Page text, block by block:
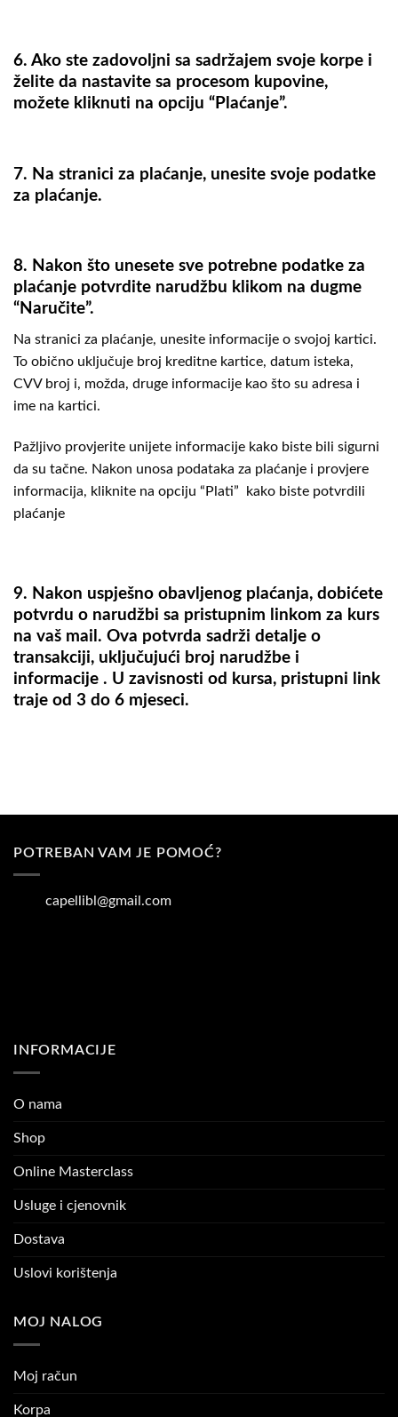
6. Ako ste zadovoljni sa sadržajem svoje korpe i
želite da nastavite sa procesom kupovine,
možete kliknuti na opciju “Plaćanje”.
7. Na stranici za plaćanje, unesite svoje podatke
za plaćanje.
8. Nakon što unesete sve potrebne podatke za
plaćanje potvrdite narudžbu klikom na dugme
“Naručite”.
Na stranici za plaćanje, unesite informacije o svojoj kartici.
To obično uključuje broj kreditne kartice, datum isteka,
CVV broj i, možda, druge informacije kao što su adresa i
ime na kartici.
Pažljivo provjerite unijete informacije kako biste bili sigurni
da su tačne. Nakon unosa podataka za plaćanje i provjere
informacija, kliknite na opciju “Plati” kako biste potvrdili
plaćanje
9. Nakon uspješno obavljenog plaćanja, dobićete
potvrdu o narudžbi sa pristupnim linkom za kurs
na vaš mail. Ova potvrda sadrži detalje o
transakciji, uključujući broj narudžbe i
informacije . U zavisnosti od kursa, pristupni link
traje od 3 do 6 mjeseci.
POTREBAN VAM JE POMOĆ?
capellibl@gmail.com
INFORMACIJE
O nama
Shop
Online Masterclass
Usluge i cjenovnik
Dostava
Uslovi korištenja
MOJ NALOG
Moj račun
Korpa